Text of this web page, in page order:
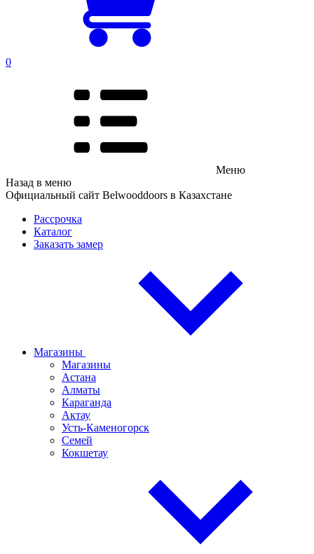
0
Меню
Назад в меню
Официальный сайт Belwooddoors в Казахстане
Рассрочка
Каталог
Заказать замер
Магазины
Магазины
Астана
Алматы
Караганда
Актау
Усть-Каменогорск
Семей
Кокшетау